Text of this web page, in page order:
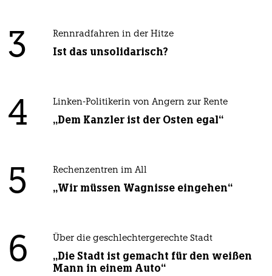
3 Rennradfahren in der Hitze
Ist das unsolidarisch?
4 Linken-Politikerin von Angern zur Rente
„Dem Kanzler ist der Osten egal“
5 Rechenzentren im All
„Wir müssen Wagnisse eingehen“
6 Über die geschlechtergerechte Stadt
„Die Stadt ist gemacht für den weißen
Mann in einem Auto“